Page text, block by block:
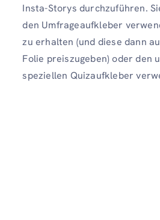
Insta-Storys durchzuführen.
den Umfrageaufkleber
zu erhalten (und diese dann
Folie preiszugeben) oder den
speziellen Quizaufkleber